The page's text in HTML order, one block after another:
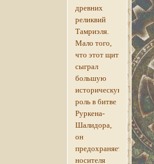
древних
реликвий
Тамриэля.
Мало того,
что этот щит
сыграл
большую
историческую
роль в битве
Руркена-
Шалидора,
он
предохраняет
носителя